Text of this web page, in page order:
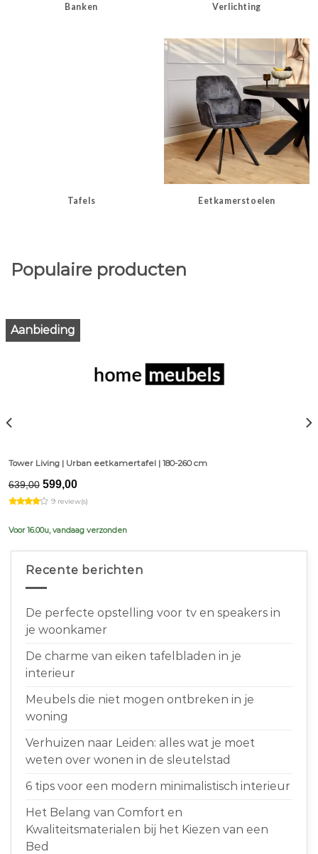
Banken Verlichting
Tafels Eetkamerstoelen
Populaire producten
Aanbieding
Tower Living | Urban eetkamertafel | 180-260 cm
639,00 Original
price
was:
599,00Current
is:
9 review(s)
Voor 16.00u, vandaag verzonden
Recente berichten
De perfecte opstelling voor tv en speakers in
je woonkamer
De charme van eiken tafelbladen in je
interieur
Meubels die niet mogen ontbreken in je
woning
Verhuizen naar Leiden: alles wat je moet
weten over wonen in de sleutelstad
6 tips voor een modern minimalistisch interieur
Het Belang van Comfort en
Kwaliteitsmaterialen bij het Kiezen van een
Bed